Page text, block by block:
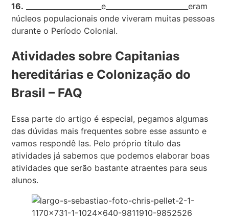
16. _____________________e_______________________eram
núcleos populacionais onde viveram muitas pessoas
durante o Período Colonial.
Atividades sobre Capitanias
hereditárias e Colonização do
Brasil – FAQ
Essa parte do artigo é especial, pegamos algumas
das dúvidas mais frequentes sobre esse assunto e
vamos respondê las. Pelo próprio título das
atividades já sabemos que podemos elaborar boas
atividades que serão bastante atraentes para seus
alunos.